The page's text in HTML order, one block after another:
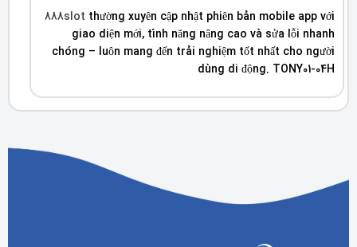
888slot thường xuyên cập nhật phiên bản mobile app với
giao diện mới, tính năng nâng cao và sửa lỗi nhanh
chóng – luôn mang đến trải nghiệm tốt nhất cho người
dùng di động. TONY01-04H